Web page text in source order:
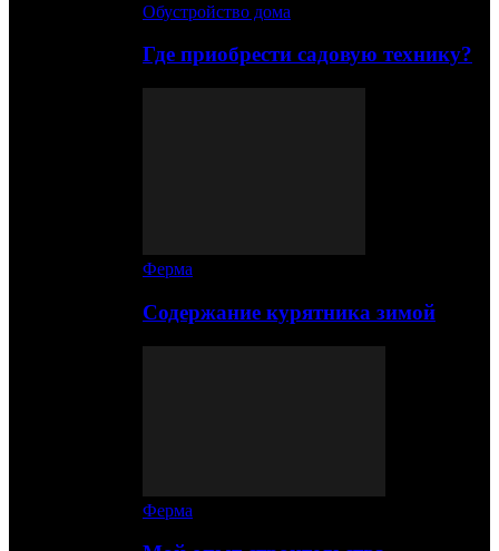
Обустройство дома
Где приобрести садовую технику?
Ферма
Содержание курятника зимой
Ферма